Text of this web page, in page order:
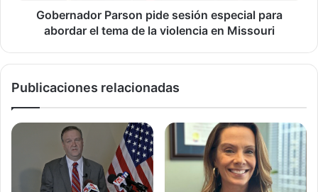
Las hospitalizaciones en St.Louis han repuntado a 185
nuevos casos cada día, tomando una media semanal de 7
días. Esta cifra esta en aumento.
Garza apunta a la necesidad de mitigar el contagio
Gobernador Parson pide sesión especial para
abordar el tema de la violencia en Missouri
Publicaciones relacionadas